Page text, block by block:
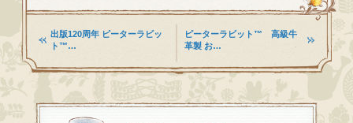
出版120周年 ピーターラビッ
ト™…
ピーターラビット™ 高級牛
革製 お…